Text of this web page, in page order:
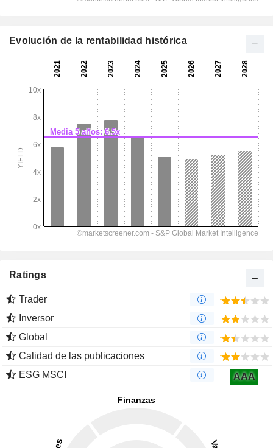
Evolución de la rentabilidad histórica
Ratings
Trader
Inversor
Global
Calidad de las publicaciones
ESG MSCI
AAA